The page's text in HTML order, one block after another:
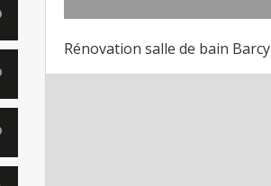
Rénovation salle de bain Barcy